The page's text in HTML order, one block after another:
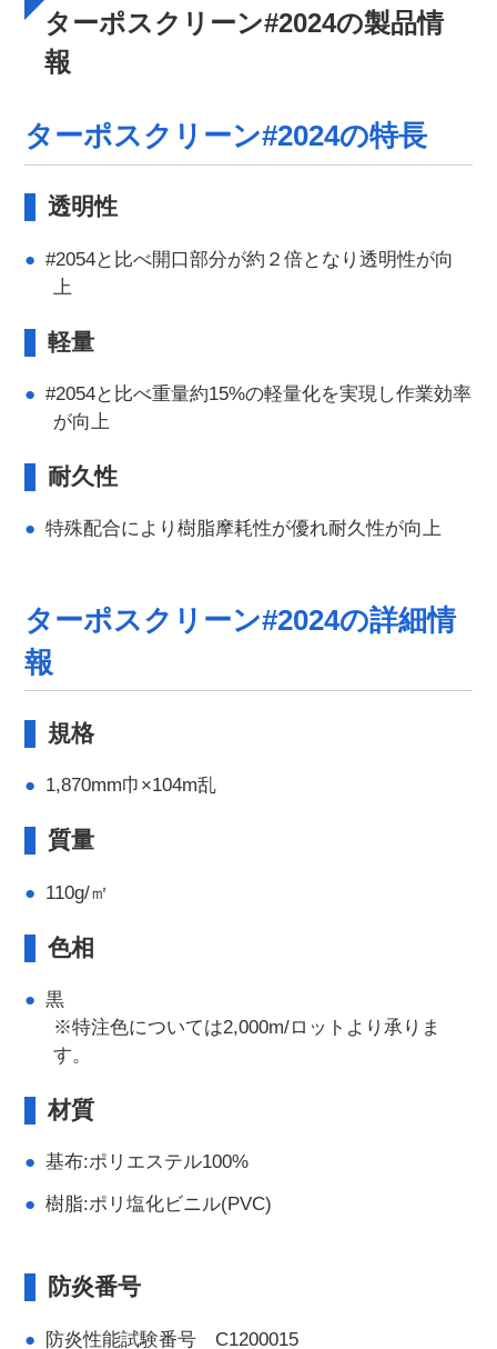
ターポスクリーン#2024の製品情
報
ターポスクリーン#2024の特長
透明性
#2054と比べ開口部分が約２倍となり透明性が向
上
軽量
#2054と比べ重量約15%の軽量化を実現し作業効率
が向上
耐久性
特殊配合により樹脂摩耗性が優れ耐久性が向上
ターポスクリーン#2024の詳細情
報
規格
1,870mm巾×104m乱
質量
110g/㎡
色相
黒
※特注色については2,000m/ロットより承りま
す。
材質
基布:ポリエステル100%
樹脂:ポリ塩化ビニル(PVC)
防炎番号
防炎性能試験番号 C1200015